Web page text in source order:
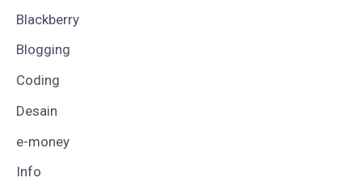
Blackberry
Blogging
Coding
Desain
e-money
Info